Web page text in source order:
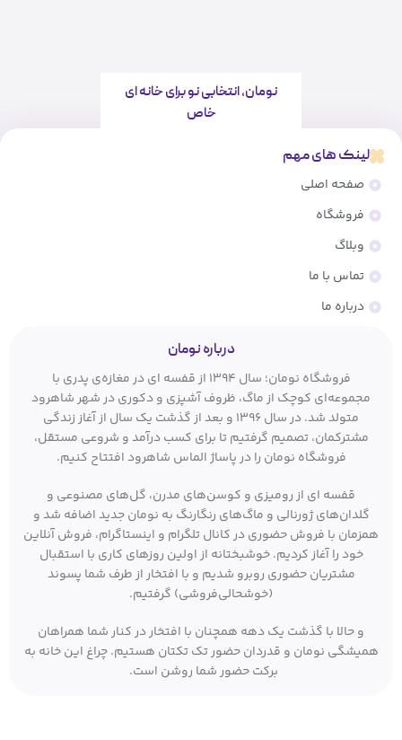
نومان، انتخابی نو برای خانه ای
خاص
لینک های مهم
صفحه اصلی
فروشگاه
وبلاگ
تماس با ما
درباره ما
درباره نومان
فروشگاه نومان؛ سال ۱۳۹۴ از قفسه ای در مغازه‌ی پدری با
مجموعه‌ای کوچک از ماگ، ظروف آشپزی و دکوری در شهر شاهرود
متولد شد. در سال ۱۳۹۶ و بعد از گذشت یک سال از آغاز زندگی
مشترکمان، تصمیم گرفتیم تا برای کسب درآمد و شروعی مستقل،
فروشگاه نومان را در پاساژ الماس شاهرود افتتاح کنیم.
قفسه ای از رومیزی و کوسن‌های مدرن، گل‌های مصنوعی و
گلدان‌های ژورنالی و ماگ‌های رنگارنگ به نومان جدید اضافه شد و
همزمان با فروش حضوری در کانال تلگرام و اینستاگرام، فروش آنلاین
خود را آغاز کردیم. خوشبختانه از اولین روزهای کاری با استقبال
مشتریان حضوری روبرو شدیم و با افتخار از طرف شما پسوند
(خوشحالی‌فروشی) گرفتیم.
و حالا با گذشت یک دهه همچنان با افتخار در کنار شما همراهان
همیشگی نومان و قدردان حضور تک تکتان هستیم. چراغ این خانه به
برکت حضور شما روشن است.